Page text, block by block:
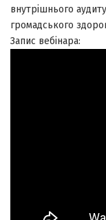
внутрішнього
громадського
Запис вебінара: